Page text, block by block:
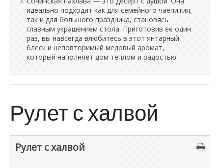
идеально подходит как для семейного чаепития,
так и для большого праздника, становясь
главным украшением стола. Приготовив её один
раз, вы навсегда влюбитесь в этот янтарный
блеск и неповторимый медовый аромат,
который наполняет дом теплом и радостью.
Рулет с халвой
Рулет с халвой